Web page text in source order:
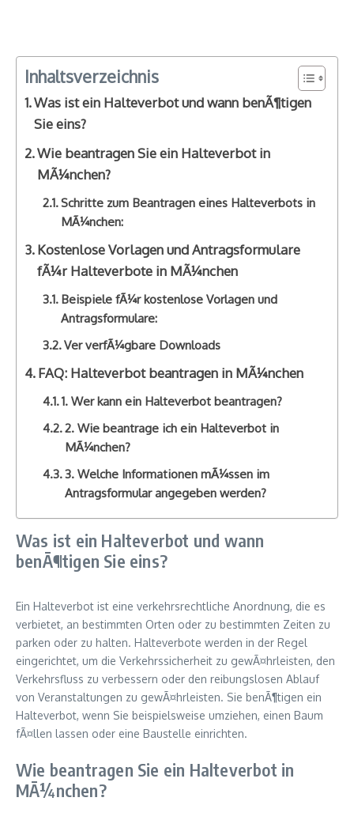
Inhaltsverzeichnis
Was ist ein Halteverbot und wann benÃ¶tigen
Sie eins?
Wie beantragen Sie ein Halteverbot in
MÃ¼nchen?
Schritte zum Beantragen eines Halteverbots in
MÃ¼nchen:
Kostenlose Vorlagen und Antragsformulare
fÃ¼r Halteverbote in MÃ¼nchen
Beispiele fÃ¼r kostenlose Vorlagen und
Antragsformulare:
Ver verfÃ¼gbare Downloads
FAQ: Halteverbot beantragen in MÃ¼nchen
1. Wer kann ein Halteverbot beantragen?
2. Wie beantrage ich ein Halteverbot in
MÃ¼nchen?
3. Welche Informationen mÃ¼ssen im
Antragsformular angegeben werden?
Was ist ein Halteverbot und wann
benÃ¶tigen Sie eins?
Ein Halteverbot ist eine verkehrsrechtliche Anordnung, die es
verbietet, an bestimmten Orten oder zu bestimmten Zeiten zu
parken oder zu halten. Halteverbote werden in der Regel
eingerichtet, um die Verkehrssicherheit zu gewÃ¤hrleisten, den
Verkehrsfluss zu verbessern oder den reibungslosen Ablauf
von Veranstaltungen zu gewÃ¤hrleisten. Sie benÃ¶tigen ein
Halteverbot, wenn Sie beispielsweise umziehen, einen Baum
fÃ¤llen lassen oder eine Baustelle einrichten.
Wie beantragen Sie ein Halteverbot in
MÃ¼nchen?